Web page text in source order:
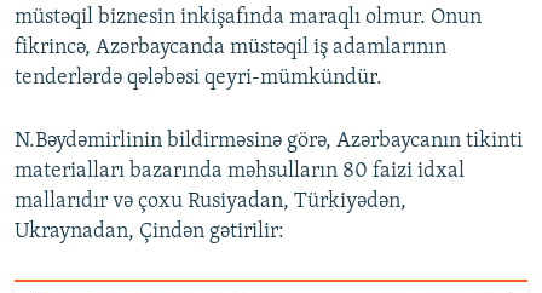
müstəqil biznesin inkişafında maraqlı olmur. Onun
fikrincə, Azərbaycanda müstəqil iş adamlarının
tenderlərdə qələbəsi qeyri-mümkündür.
N.Bəydəmirlinin bildirməsinə görə, Azərbaycanın tikinti
materialları bazarında məhsulların 80 faizi idxal
mallarıdır və çoxu Rusiyadan, Türkiyədən,
Ukraynadan, Çindən gətirilir: